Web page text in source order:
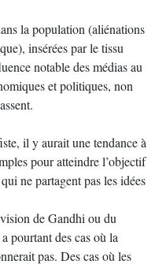
la population (aliénations
insérées par le tissu
notable des médias au
et politiques, non
il y aurait une tendance à
pour atteindre l’objectif
ne partagent pas les idées
de Gandhi ou du
pourtant des cas où la
pas. Des cas où les